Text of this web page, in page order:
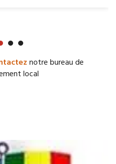
notre bureau de
local